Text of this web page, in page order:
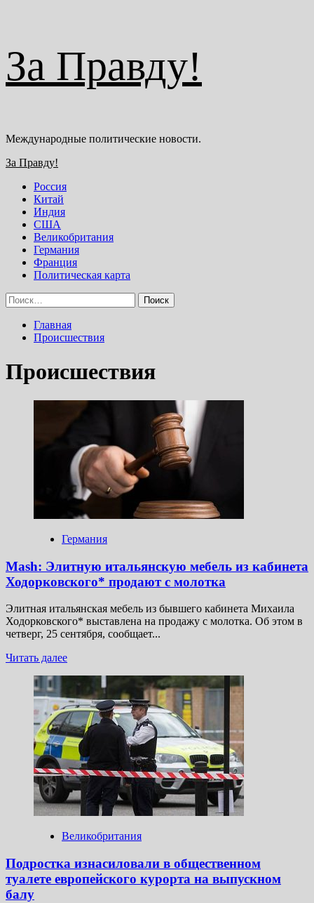
к
содержимому
За Правду!
Международные политические новости.
Основное
За Правду!
Россия
Китай
Индия
США
Великобритания
Германия
Франция
Политическая карта
Найти:
Главная
Происшествия
Происшествия
Германия
Mash: Элитную итальянскую мебель из кабинета
Ходорковского* продают с молотка
Элитная итальянская мебель из бывшего кабинета Михаила
Ходорковского* выставлена на продажу с молотка. Об этом в
четверг, 25 сентября, сообщает...
Читать далееПрочитать
Mash:
Элитную
итальянскую
мебель
из кабинета
Ходорковского*
продают
с молотка
Великобритания
Подростка изнасиловали в общественном
туалете европейского курорта на выпускном
балу